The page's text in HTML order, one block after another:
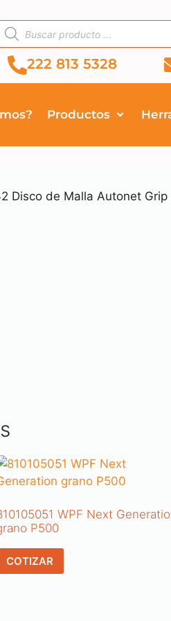
222 813 5328
Productos
Disco de Malla Autonet
WPF Next
P500
COTIZAR